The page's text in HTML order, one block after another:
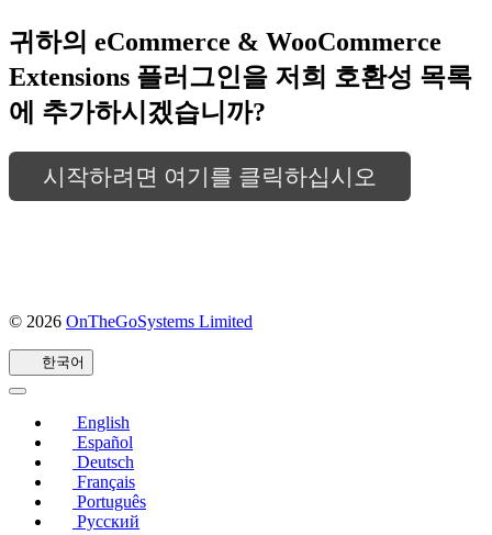
귀하의 eCommerce & WooCommerce
Extensions 플러그인을 저희 호환성 목록
에 추가하시겠습니까?
시작하려면 여기를 클릭하십시오
© 2026 OnTheGoSystems Limited
한국어
English
Español
Deutsch
Français
Português
Русский